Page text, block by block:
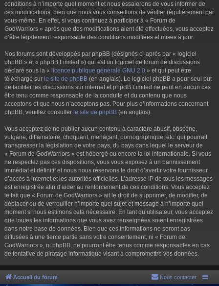
conditions à n’importe quel moment et nous essaierons de vous informer de
ces modifications, bien que nous vous conseillons de vérifier régulièrement par
vous-même. En effet, si vous continuez à participer à « Forum de
GodWarriors » après que des modifications aient été effectuées, vous acceptez
d’être légalement responsable des conditions modifiées et mises à jour.
Nos forums sont développés par phpBB (désignés ci-après par « logiciel
phpBB » et « phpBB Limited ») qui est un logiciel de forum de discussions
déclaré sous la « licence publique générale GNU 2.0 » et qui peut être
téléchargé sur le site de phpBB (en anglais). Le logiciel phpBB a pour seul but
de faciliter les discussions sur internet et phpBB Limited ne peut en aucun cas
être tenu comme responsable de la conduite et du contenu que nous
acceptons et que nous n’acceptons pas. Pour plus d’informations concernant
phpBB, veuillez consulter le site de phpBB (en anglais).
Vous acceptez de ne publier aucun contenu à caractère abusif, obscène,
vulgaire, diffamatoire, choquant, menaçant, pornographique, etc. qui pourrait
transgresser la législation de votre pays, du pays dans lequel le serveur de
« Forum de GodWarriors » est hébergé ou encore la loi internationale. Si vous
ne respectez pas ces dispositions, vous vous exposez à un bannissement
immédiat et définitif et nous nous réservons le droit d’avertir votre fournisseur
d’accès à internet et les autorités officielles. L’adresse IP de tous les messages
est enregistrée afin d’aider au renforcement de ces conditions. Vous acceptez
le fait que « Forum de GodWarriors » ait le droit de supprimer, de modifier, de
déplacer ou de verrouiller n’importe quel sujet et message à n’importe quel
moment si nous estimons cela nécessaire. En tant qu’utilisateur, vous acceptez
que toutes les informations que vous avez renseignées soient enregistrées
dans notre base de données. Bien que ces informations ne seront pas
diffusées à une tierce partie sans votre consentement, ni « Forum de
GodWarriors », ni phpBB, ne pourront être tenus comme responsables en cas
de tentative de piratage informatique visant à compromettre vos données.
Accueil du forum Nous contacter